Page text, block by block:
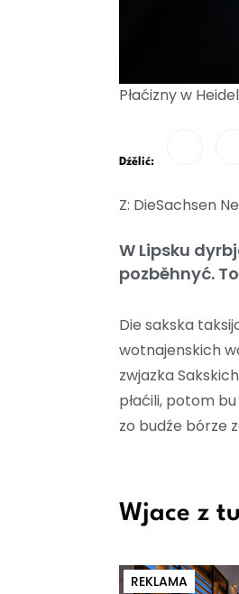
Płaćizny w
Dźělić:
Z: DieSachsen
W Lipsku
pozběhnyć.
Die sakska
wotnajenskich
zwjazka
płaćili, potom
zo budźe bórze
Wjace z
REKLAMA